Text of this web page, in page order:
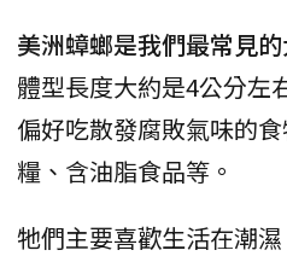
美洲蟑螂是我們最常見
體型長度大約是4公分左
偏好吃散發腐敗氣味的
糧、含油脂食品等。
牠們主要喜歡生活在潮